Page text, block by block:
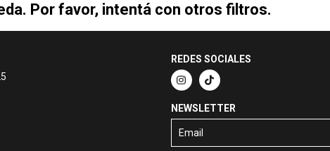
Por favor, intentá con otros filtros.
REDES SOCIALES
NEWSLETTER